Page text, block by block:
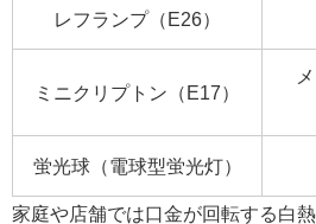
レフランプ（E26）
ミニクリプトン（E17）
蛍光球（電球型蛍光灯）
家庭や店舗では口金が回転する白